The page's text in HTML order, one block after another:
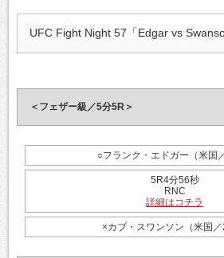
UFC Fight Night 57「Edgar vs
＜フェザー級／5分5R＞
○フランク・エドガー（米国
5R4分56秒
RNC
詳細はコチラ
×カブ・スワンソン（米国／